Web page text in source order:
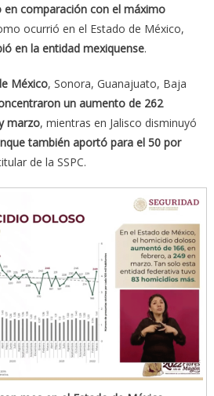
en comparación con el máximo
ocurrió en el Estado de México,
en la entidad mexiquense.
México, Sonora, Guanajuato, Baja
un aumento de 262
marzo, mientras en Jalisco disminuyó
también aportó para el 50 por
de la SSPC.